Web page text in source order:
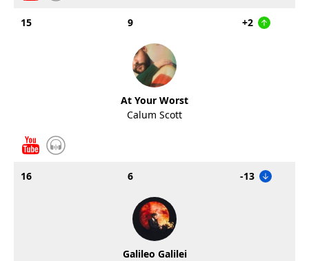
15 9 +2
At Your Worst
Calum Scott
16 6 -13
Galileo Galilei